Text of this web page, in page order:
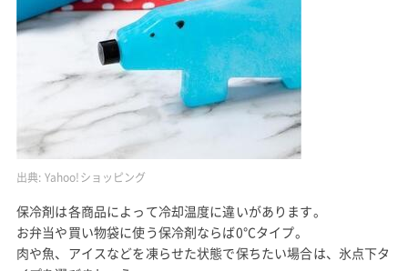
出典: Yahoo!ショッピング
保冷剤は各商品によって冷却温度に違いがあります。
お弁当や買い物袋に使う保冷剤ならば0°Cタイプ。
肉や魚、アイスなどを凍らせた状態で保ちたい場合は、氷点下タ